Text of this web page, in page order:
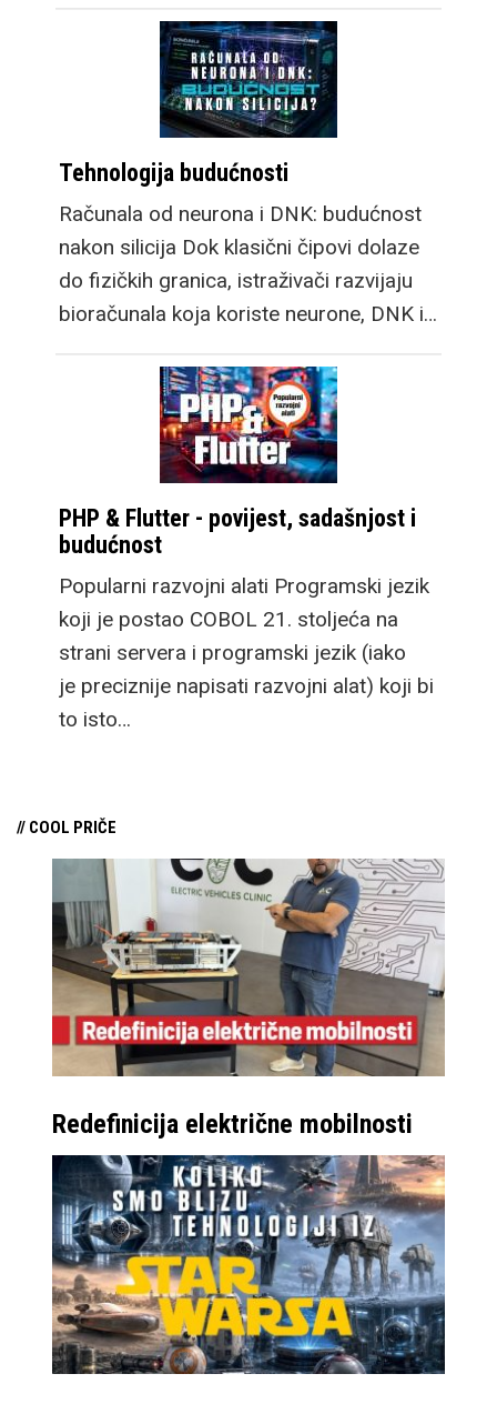
Tehnologija budućnosti
Računala od neurona i DNK: budućnost
nakon silicija Dok klasični čipovi dolaze
do fizičkih granica, istraživači razvijaju
bioračunala koja koriste neurone, DNK i…
PHP & Flutter - povijest, sadašnjost i
budućnost
Popularni razvojni alati Programski jezik
koji je postao COBOL 21. stoljeća na
strani servera i programski jezik (iako
je preciznije napisati razvojni alat) koji bi
to isto…
// COOL PRIČE
Redefinicija električne mobilnosti